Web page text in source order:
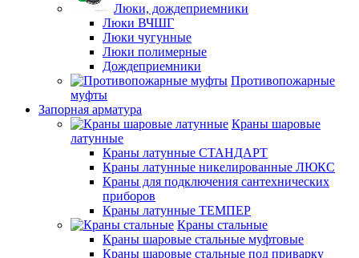
Люки, дождеприемники
Люки ВЧШГ
Люки чугунные
Люки полимерные
Дождеприемники
Противопожарные
муфты
Запорная арматура
Краны шаровые
латунные
Краны латунные СТАНДАРТ
Краны латунные никелированные ЛЮКС
Краны для подключения сантехнических
приборов
Краны латунные ТЕМПЕР
Краны стальные
Краны шаровые стальные муфтовые
Краны шаровые стальные под приварку